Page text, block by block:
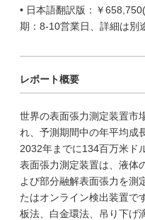
• 日本語翻訳版：￥
期：8-10営業日、詳細は別
レポート概要
世界の表面張力測定装置市
れ、予測期間中の年平均成
2032年までに134百万米ド
表面張力測定装置は、液体
よび部分融解表面張力を測
たはオンライン検出装置で
板法、白金環法、吊り下げ